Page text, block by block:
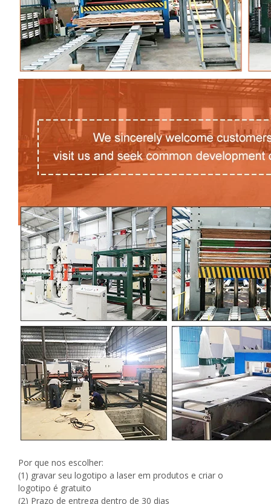
Por que nos escolher:
(1) gravar seu logotipo a laser em produtos e criar o
logotipo é gratuito
(2) Prazo de entrega dentro de 30 dias